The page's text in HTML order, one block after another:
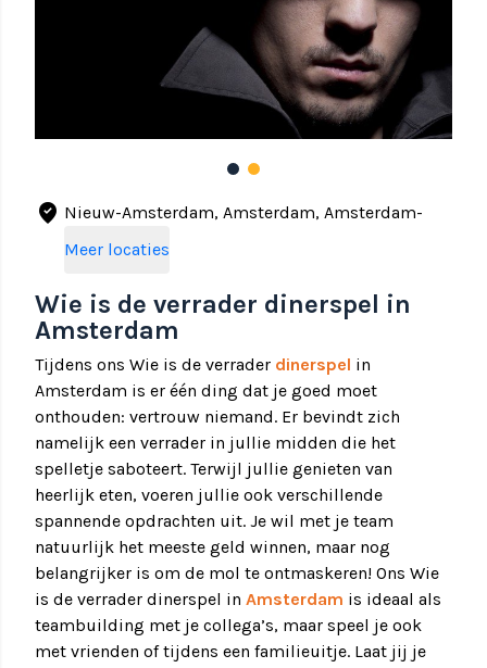
Wie is de verrader dinerspel in
Amsterdam
Tijdens ons Wie is de verrader dinerspel in
Amsterdam is er één ding dat je goed moet
onthouden: vertrouw niemand. Er bevindt zich
namelijk een verrader in jullie midden die het
spelletje saboteert. Terwijl jullie genieten van
heerlijk eten, voeren jullie ook verschillende
spannende opdrachten uit. Je wil met je team
natuurlijk het meeste geld winnen, maar nog
belangrijker is om de mol te ontmaskeren! Ons Wie
is de verrader dinerspel in Amsterdam is ideaal als
teambuilding met je collega’s, maar speel je ook
met vrienden of tijdens een familieuitje. Laat jij je
where_to_vote Nieuw-Amsterdam, Amsterdam, Amsterdam-
Duivendrecht
Meer locaties